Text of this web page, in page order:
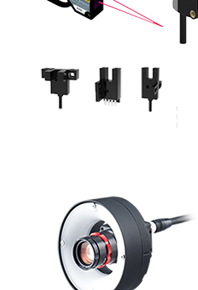
光电传感器
视觉系统